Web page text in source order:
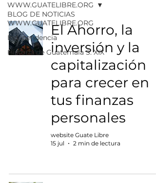
BLOG DE NOTICIAS
WWW.GUATELIBRE.ORG
Independencia
Historia de Guatemala S. XIX
WWW.GUATELIBRE.ORG
El Ahorro, la
inversión y la
capitalización
para crecer en
tus finanzas
personales
website Guate Libre
15 jul
2 min de lectura